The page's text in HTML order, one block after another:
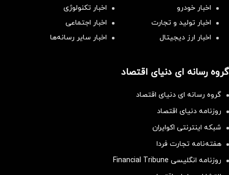
اخبار خودرو
اخبار تکنولوژی
اخبار تولید و تجارت
اخبار اجتماعی
اخبار ارز دیجیتال
اخبار سایر رسانه‌‌ها
گروه رسانه ای دنیای اقتصاد
گروه رسانه ای دنیای اقتصاد
روزنامه دنیای اقتصاد
شبکه اینترنتی اکوایران
هفته‌نامه تجارت فردا
روزنامه انگلیسی Financial Tribune